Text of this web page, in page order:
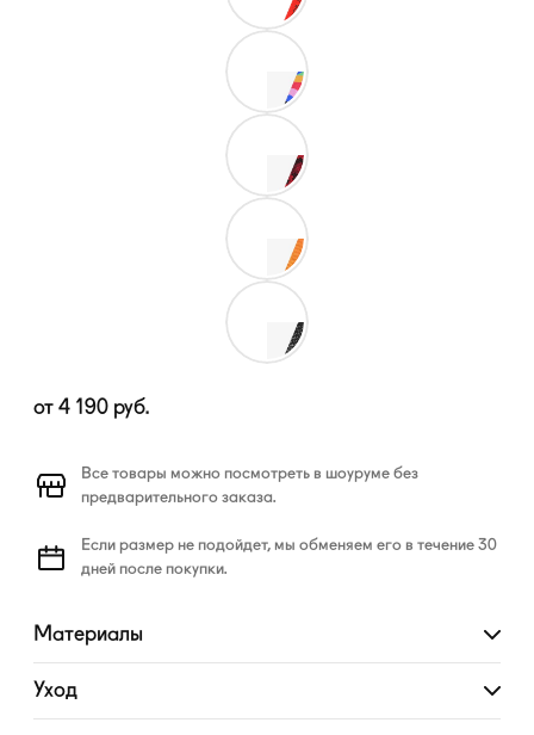
от 4 190 руб.
Все товары можно посмотреть в шоуруме без
предварительного заказа.
Если размер не подойдет, мы обменяем его в течение 30
дней после покупки.
Материалы
Развернуть
Уход
Развернуть